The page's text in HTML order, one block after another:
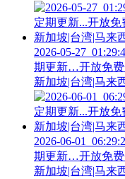
2026-05-
期更新…开放免费
新加坡|台湾|马来
2026-06-
期更新…开放免费
新加坡|台湾|马来